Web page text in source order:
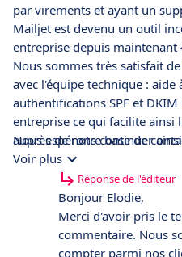
par virements et ayant un
Mailjet est devenu un outil
entreprise depuis maintenant
Nous sommes très satisfait
avec l'équipe technique : aide
authentifications SPF et
entreprise ce qui facilite ainsi
auprès de notre base de
campagnes, statuts des
modèles de campagnes,
programmée ou immédiat ...)
Nous espérons continuer
Voir plus
Réponse de l'éditeur
Bonjour Elodie,
Merci d'avoir pris le
commentaire. Nous
compter parmi nos